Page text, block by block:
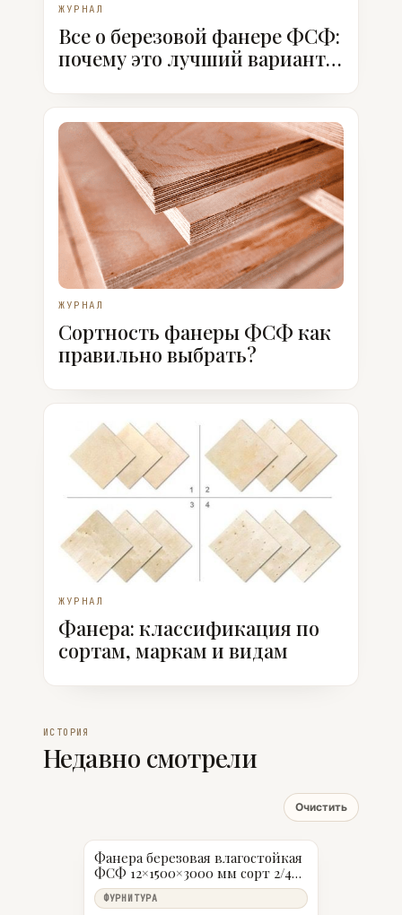
ЖУРНАЛ
Все о березовой фанере ФСФ:
почему это лучший вариант,
ЖУРНАЛ
Сортность фанеры ФСФ как
правильно выбрать?
ЖУРНАЛ
Фанера: классификация по
сортам, маркам и видам
ИСТОРИЯ
Недавно смотрели
Очистить
Фанера березовая влагостойкая
ФСФ 12×1500×3000 мм сорт 2/4
(ВВ/C)
ФУРНИТУРА